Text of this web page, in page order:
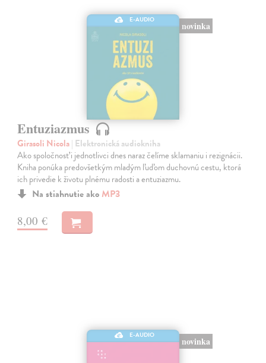
E-AUDIO
novinka
Entuziazmus
Girasoli Nicola| Elektronická audiokniha
Ako spoločnosť i jednotlivci dnes naraz čelíme sklamaniu i rezignácii.
Kniha ponúka predovšetkým mladým ľuďom duchovnú cestu, ktorá
ich privedie k životu plnému radosti a entuziazmu.
Na stiahnutie ako MP3
8,00 €
E-AUDIO
novinka